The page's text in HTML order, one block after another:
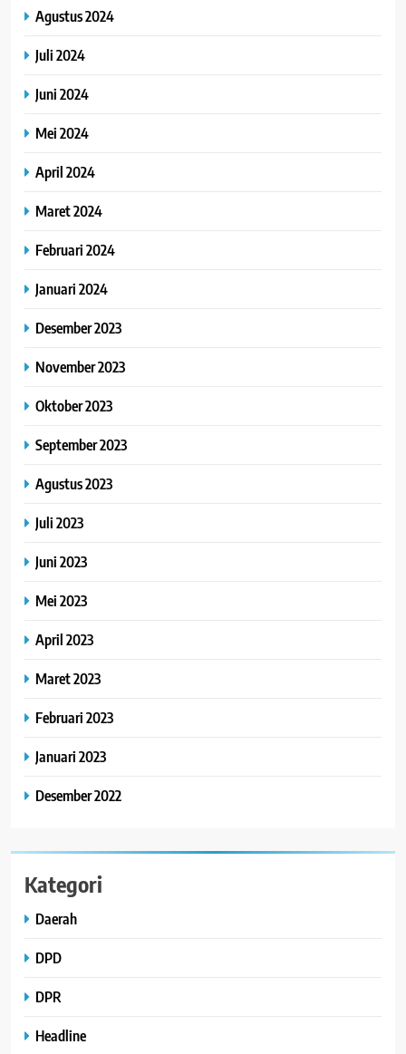
Agustus 2024
Juli 2024
Juni 2024
Mei 2024
April 2024
Maret 2024
Februari 2024
Januari 2024
Desember 2023
November 2023
Oktober 2023
September 2023
Agustus 2023
Juli 2023
Juni 2023
Mei 2023
April 2023
Maret 2023
Februari 2023
Januari 2023
Desember 2022
Kategori
Daerah
DPD
DPR
Headline